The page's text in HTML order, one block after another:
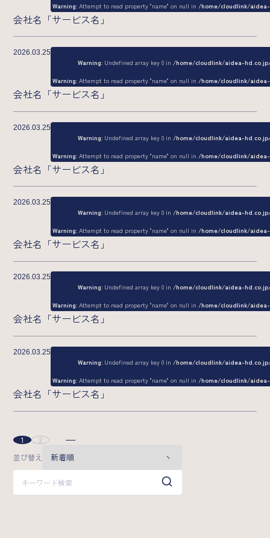
Warning: Attempt to read property "name" on null in /home/cloudlink/
会社名「サービス名」
2026.03.25
Warning: Undefined array key 0 in/home/cloudlink/aidea-
Warning: Attempt to read property "name" on null in/home/cloudlink/
会社名「サービス名」
2026.03.25
Warning: Undefined array key 0 in /home/cloudlink/aidea-
Warning: Attempt to read property "name" on null in /home/cloudlink/
会社名「サービス名」
2026.03.25
Warning: Undefined array key 0 in/home/cloudlink/aidea-
Warning: Attempt to read property "name" on null in/home/cloudlink/
会社名「サービス名」
2026.03.25
Warning: Undefined array key 0 in/home/cloudlink/aidea-
Warning: Attempt to read property "name" on null in/home/cloudlink/
会社名「サービス名」
2026.03.25
Warning: Undefined array key 0 in /home/cloudlink/aidea-
Warning: Attempt to read property "name" on null in /home/cloudlink/
会社名「サービス名」
投
稿
の
1
2
並び替え